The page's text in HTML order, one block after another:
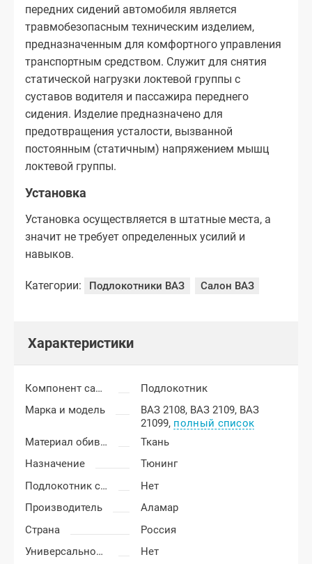
передних сидений автомобиля является
травмобезопасным техническим изделием,
предназначенным для комфортного управления
транспортным средством. Служит для снятия
статической нагрузки локтевой группы с
суставов водителя и пассажира переднего
сидения. Изделие предназначено для
предотвращения усталости, вызванной
постоянным (статичным) напряжением мышц
локтевой группы.
Установка
Установка осуществляется в штатные места, а
значит не требует определенных усилий и
навыков.
Категории: Подлокотники ВАЗ Салон ВАЗ
Характеристики
Компонент салона
Подлокотник
Марка и модель
ВАЗ 2108, ВАЗ 2109, ВАЗ
21099, полный список
Материал обивки подлокотника
Ткань
Назначение
Тюнинг
Подлокотник с бардачком
Нет
Производитель
Аламар
Страна
Россия
Универсальность подлокотника
Нет